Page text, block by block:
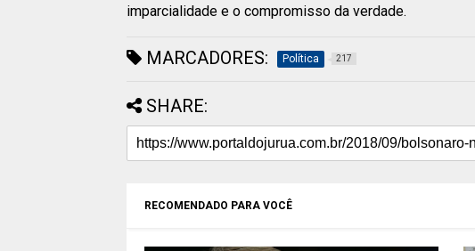
imparcialidade e o compromisso da verdade.
MARCADORES: Política 217
SHARE:
RECOMENDADO PARA VOCÊ